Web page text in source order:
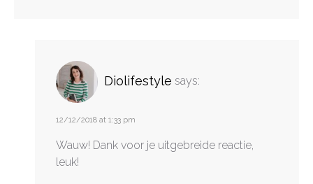
Diolifestyle says:
12/12/2018 at 1:33 pm
Wauw! Dank voor je uitgebreide reactie,
leuk!